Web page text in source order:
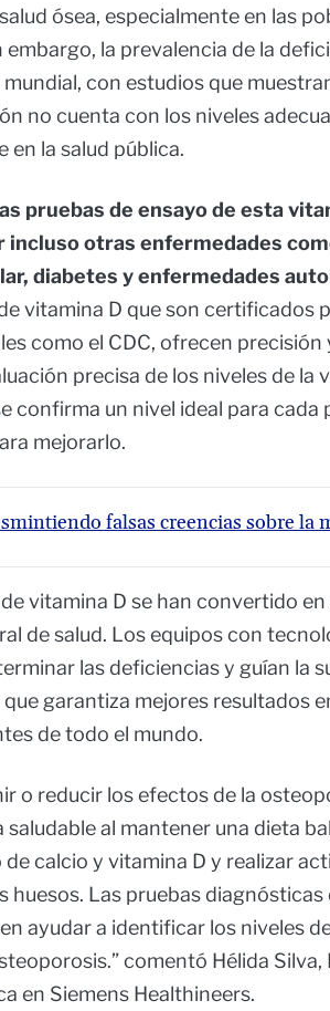
ósea, especialmente en las
embargo, la prevalencia de la
con estudios que
no cuenta con los niveles
en la salud pública.
pruebas de ensayo de esta
incluso otras enfermedades
diabetes y enfermedades
vitamina D que son certificados
como el CDC, ofrecen precisión
precisa de los niveles de la
confirma un nivel ideal para cada
mejorarlo.
falsas creencias sobre la
vitamina D se han convertido
de salud. Los equipos con
las deficiencias y guían la
garantiza mejores resultados
de todo el mundo.
o reducir los efectos de la
saludable al mantener una dieta
calcio y vitamina D y realizar
huesos. Las pruebas diagnósticas
ayudar a identificar los niveles
comentó Hélida
en Siemens Healthineers.